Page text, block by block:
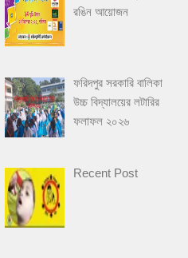
রঙিন আয়োজন
ফরিদপুর সরকারি বালিকা
উচ্চ বিদ্যালয়ের লটারির
ফলাফল ২০২৬
Recent Post